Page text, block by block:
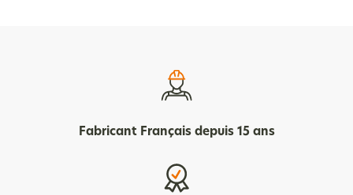
Fabricant Français depuis 15 ans